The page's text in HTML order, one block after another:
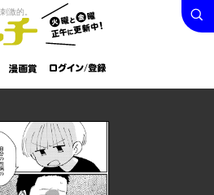
火曜と
金曜正
午に更
新中！
激的。
漫画
賞
ログイン /
登録
検索